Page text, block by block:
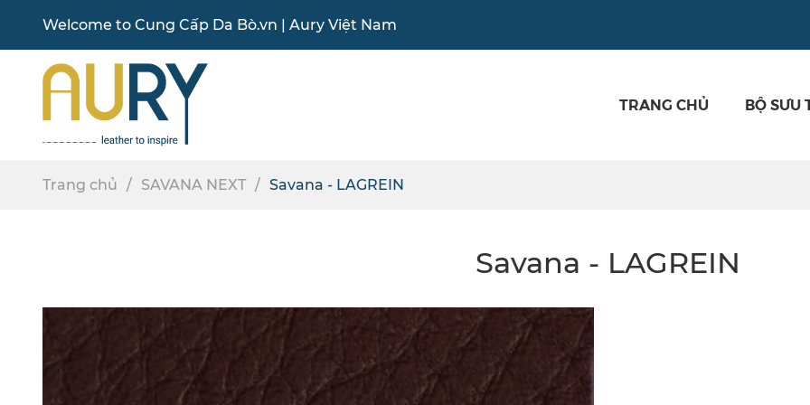
Welcome to Cung Cấp Da Bò.vn | Aury Việt Nam
TRANG CHỦ BỘ SƯU
Trang chủ SAVANA NEXT Savana - LAGREIN
Savana - LAGREIN